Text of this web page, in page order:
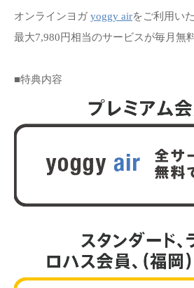
オンラインヨガ yoggy airをご利用い
最大7,980円相当のサービスが毎月無
■特典内容